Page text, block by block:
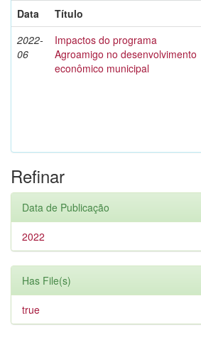
Data
Título
2022-
06
Impactos do programa
Agroamigo no desenvolvimento
econômico municipal
Refinar
Data de Publicação
2022
Has File(s)
true